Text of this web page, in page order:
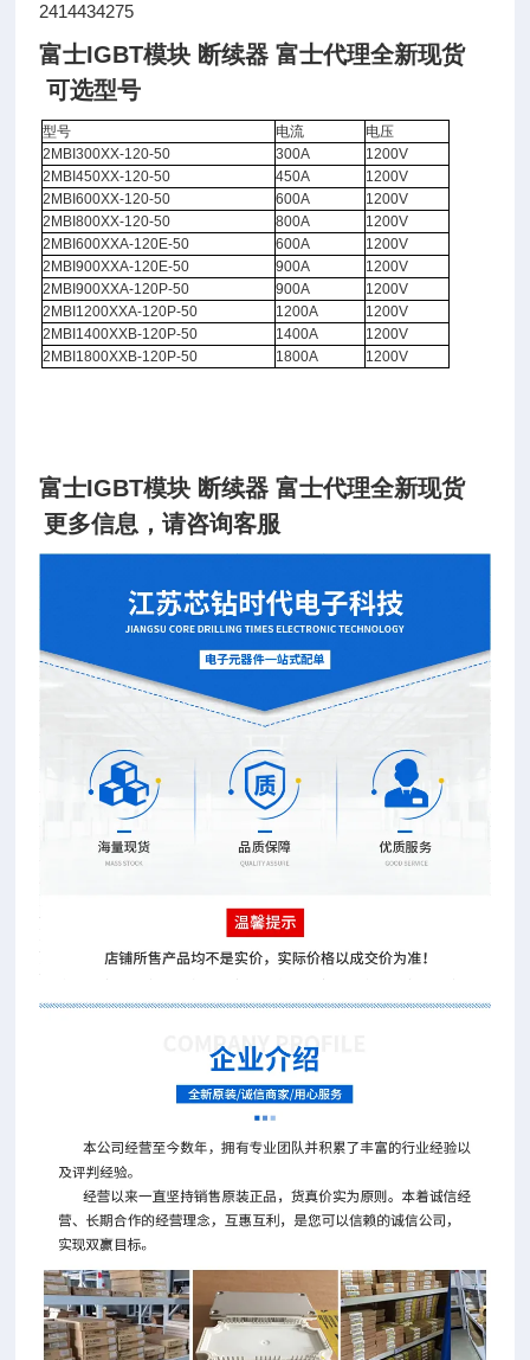
2414434275
富士IGBT模块 断续器 富士代理全新现货
可选型号
型号 电流
电压
2MBI300XX-120-50
300A
1200V
2MBI450XX-120-50
450A
1200V
2MBI600XX-120-50
600A
1200V
2MBI800XX-120-50
800A
1200V
2MBI600XXA-120E-50
600A
1200V
2MBI900XXA-120E-50
900A
1200V
2MBI900XXA-120P-50
900A
1200V
2MBI1200XXA-120P-50
1200A
1200V
2MBI1400XXB-120P-50
1400A
1200V
2MBI1800XXB-120P-50
1800A 1200V
富士IGBT模块 断续器 富士代理全新现货
更多信息，请咨询客服